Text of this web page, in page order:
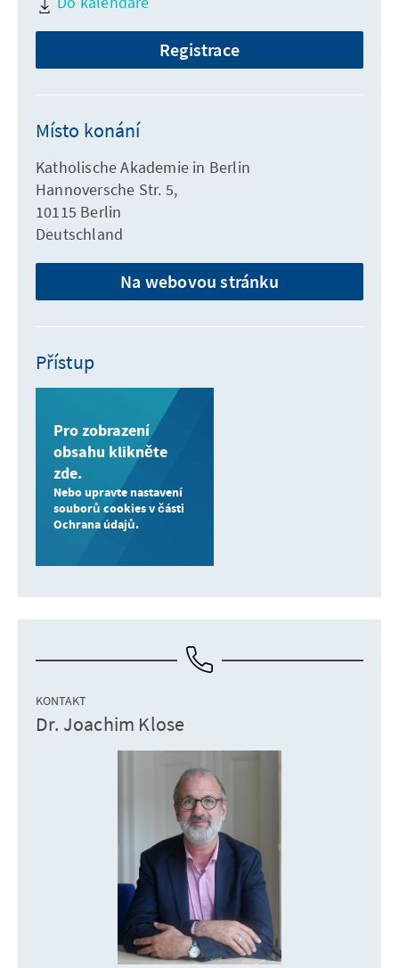
Registrace
Místo konání
Katholische Akademie in Berlin
Hannoversche Str. 5,
10115 Berlin
Deutschland
Na webovou stránku
Přístup
Pro zobrazení
obsahu klikněte
zde.
Nebo upravte nastavení
souborů cookies v části
Ochrana údajů.
KONTAKT
Dr. Joachim Klose